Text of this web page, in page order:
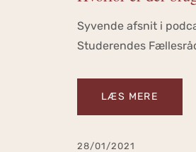
Syvende afsnit i
Studerendes
LÆS MERE
28/01/2021